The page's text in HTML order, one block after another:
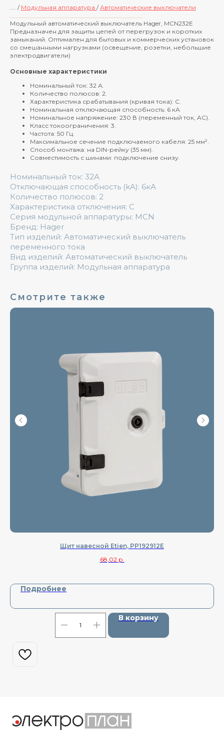
.... / Модульная аппаратура / Автоматические выключатели
Модульный автоматический выключатель Hager, MCN232E
Предназначен для защиты цепей от перегрузок и коротких
замыканий. Оптимален для бытовых и коммерческих установок
со смешанными нагрузками (освещение, розетки, небольшие
электродвигатели)
Основные характеристики
Номинальный ток: 32 А.
Количество полюсов: 2.
Характеристика срабатывания (кривая тока): C.
Номинальная отключающая способность: 6 кА
Номинальное напряжение: 230 В (переменный ток, AC).
Класс токоограничения: 3.
Частота: 50 Гц.
Максимальное сечение подключаемого кабеля: 25 мм².
Способ монтажа: на DIN-рейку (35 мм).
Совместимость с шинами: подключение снизу.
Номинальный ток: 32А
Отключающая способность (kA): 6кА
Количество полюсов: 2
Характеристика отключения: C
Серия модульной аппаратуры: MCN
Бренд: Hager
Тип изделий: Автоматический выключатель
переменного тока
Вид изделий: Автоматический выключатель
Группа изделий: Модульная аппаратура
Смотрите также
Щит навесной Etien, PP192912E
68,02 р.
Подробнее
В корзину